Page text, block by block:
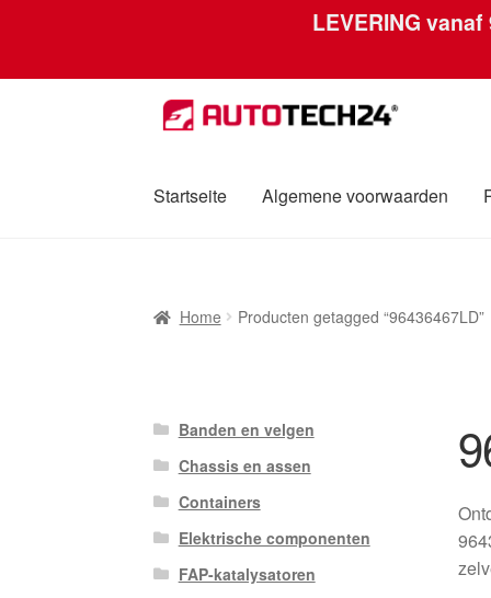
LEVERING vanaf
Ga
door
navigatie
Ga
naar
inhoud
Startseite Algemene voorwaarden
Over ons PrivacybeleidWereldwijde
Home Producten getagged “96436467LD”
Banden en velgen
Chassis en assen
Containers
Elektrische componenten
FAP-katalysatoren